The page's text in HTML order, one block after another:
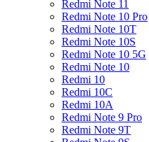
Redmi Note 11
Redmi Note 10 Pro
Redmi Note 10T
Redmi Note 10S
Redmi Note 10 5G
Redmi Note 10
Redmi 10
Redmi 10C
Redmi 10A
Redmi Note 9 Pro
Redmi Note 9T